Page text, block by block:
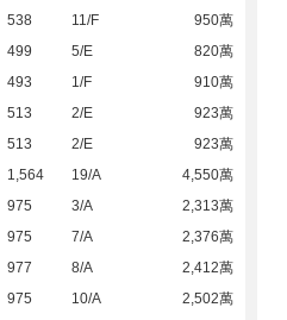
538 11/F
950萬
499 5/E
820萬
493 1/F
910萬
513 2/E
923萬
513 2/E
923萬
1,564 19/A
4,550萬
975 3/A
2,313萬
975 7/A
2,376萬
977 8/A
2,412萬
975 10/A
2,502萬